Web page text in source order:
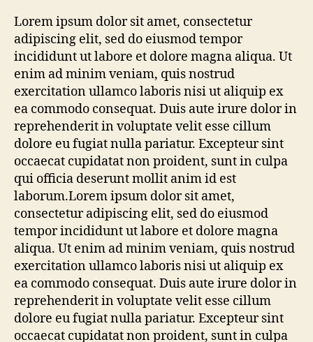
Lorem ipsum dolor sit amet, consectetur
adipiscing elit, sed do eiusmod tempor
incididunt ut labore et dolore magna aliqua. Ut
enim ad minim veniam, quis nostrud
exercitation ullamco laboris nisi ut aliquip ex
ea commodo consequat. Duis aute irure dolor in
reprehenderit in voluptate velit esse cillum
dolore eu fugiat nulla pariatur. Excepteur sint
occaecat cupidatat non proident, sunt in culpa
qui officia deserunt mollit anim id est
laborum.Lorem ipsum dolor sit amet,
consectetur adipiscing elit, sed do eiusmod
tempor incididunt ut labore et dolore magna
aliqua. Ut enim ad minim veniam, quis nostrud
exercitation ullamco laboris nisi ut aliquip ex
ea commodo consequat. Duis aute irure dolor in
reprehenderit in voluptate velit esse cillum
dolore eu fugiat nulla pariatur. Excepteur sint
occaecat cupidatat non proident, sunt in culpa